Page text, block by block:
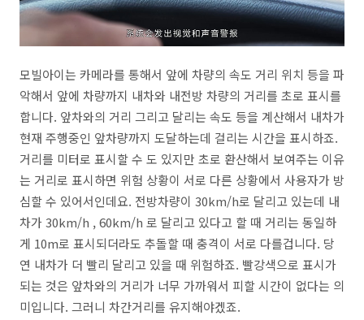
모빌아이는 카메라를 통해서 앞에 차량의 속도 거리 위치 등을 파
악해서 앞에 차량까지 내차와 내전방 차량의 거리를 초로 표시를
합니다. 앞차와의 거리 그리고 달리는 속도 등을 계산해서 내차가
현재 주행중인 앞차량까지 도달하는데 걸리는 시간을 표시하죠.
거리를 미터로 표시할 수 도 있지만 초로 환산해서 보여주는 이유
는 거리로 표시하면 위험 상황이 서로 다른 상황에서 사용자가 방
심할 수 있어서인데요. 전방차량이 30km/h로 달리고 있는데 내
차가 30km/h , 60km/h 로 달리고 있다고 할 때 거리는 동일하
게 10m로 표시되더라도 추돌할 때 충격이 서로 다를겁니다. 당
연 내차가 더 빨리 달리고 있을 때 위험하죠. 빨강색으로 표시가
되는 것은 앞차와의 거리가 너무 가까워서 피할 시간이 없다는 의
미입니다. 그러니 차간거리를 유지해야겠죠.